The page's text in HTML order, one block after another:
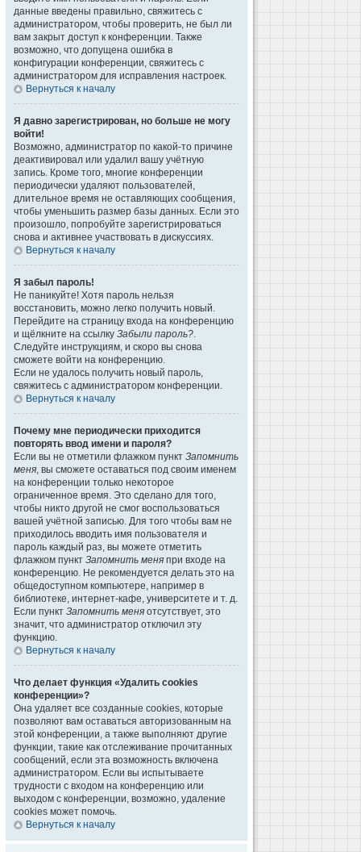
данные введены правильно, свяжитесь с
администратором, чтобы проверить, не был ли
вам закрыт доступ к конференции. Также
возможно, что допущена ошибка в
конфигурации конференции, свяжитесь с
администратором для исправления настроек.
Вернуться к началу
Я давно зарегистрирован, но больше не могу
войти!
Возможно, администратор по какой-то причине
деактивировал или удалил вашу учётную
запись. Кроме того, многие конференции
периодически удаляют пользователей,
длительное время не оставляющих сообщения,
чтобы уменьшить размер базы данных. Если это
произошло, попробуйте зарегистрироваться
снова и активнее участвовать в дискуссиях.
Вернуться к началу
Я забыл пароль!
Не паникуйте! Хотя пароль нельзя
восстановить, можно легко получить новый.
Перейдите на страницу входа на конференцию
и щёлкните на ссылку Забыли пароль?.
Следуйте инструкциям, и скоро вы снова
сможете войти на конференцию.
Если не удалось получить новый пароль,
свяжитесь с администратором конференции.
Вернуться к началу
Почему мне периодически приходится
повторять ввод имени и пароля?
Если вы не отметили флажком пункт Запомнить
меня, вы сможете оставаться под своим именем
на конференции только некоторое
ограниченное время. Это сделано для того,
чтобы никто другой не смог воспользоваться
вашей учётной записью. Для того чтобы вам не
приходилось вводить имя пользователя и
пароль каждый раз, вы можете отметить
флажком пункт Запомнить меня при входе на
конференцию. Не рекомендуется делать это на
общедоступном компьютере, например в
библиотеке, интернет-кафе, университете и т. д.
Если пункт Запомнить меня отсутствует, это
значит, что администратор отключил эту
функцию.
Вернуться к началу
Что делает функция «Удалить cookies
конференции»?
Она удаляет все созданные cookies, которые
позволяют вам оставаться авторизованным на
этой конференции, а также выполняют другие
функции, такие как отслеживание прочитанных
сообщений, если эта возможность включена
администратором. Если вы испытываете
трудности с входом на конференцию или
выходом с конференции, возможно, удаление
cookies может помочь.
Вернуться к началу